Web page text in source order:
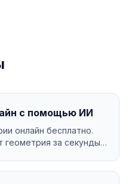
с помощью ИИ
онлайн бесплатно.
за секунды